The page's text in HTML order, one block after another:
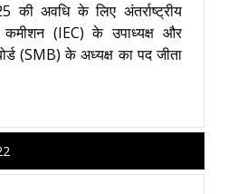
की अवधि के लिए अंतर्राष्ट्रीय
कमीशन (IEC) के उपाध्यक्ष और
(SMB) के अध्यक्ष का पद जीता